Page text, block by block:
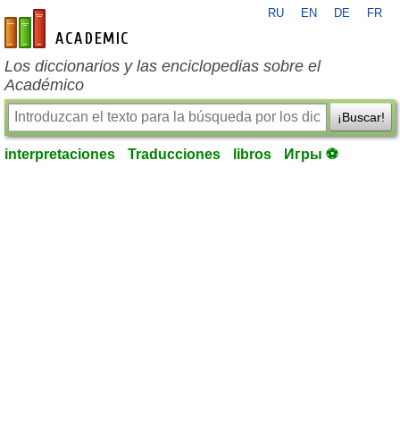
es-academic.com
RU EN DE FR
Los diccionarios y las enciclopedias sobre el
Académico
¡Buscar!
interpretaciones Traducciones libros Игры ⚽